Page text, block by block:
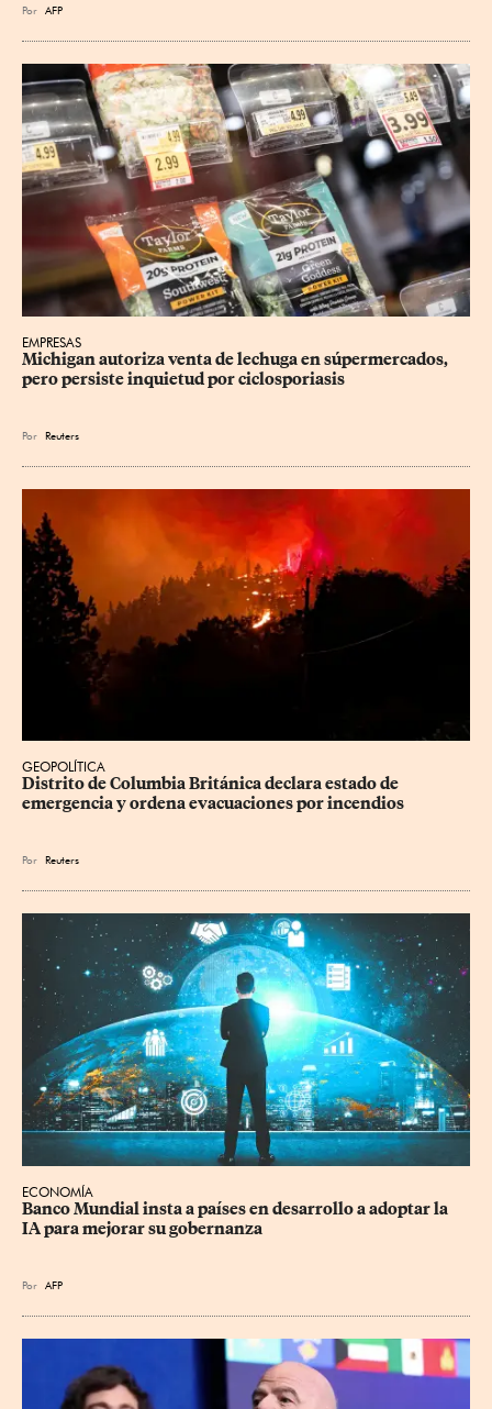
Por AFP
EMPRESAS
Michigan autoriza venta de lechuga en súpermercados,
pero persiste inquietud por ciclosporiasis
Por Reuters
GEOPOLÍTICA
Distrito de Columbia Británica declara estado de
emergencia y ordena evacuaciones por incendios
Por Reuters
ECONOMÍA
Banco Mundial insta a países en desarrollo a adoptar la
IA para mejorar su gobernanza
Por AFP